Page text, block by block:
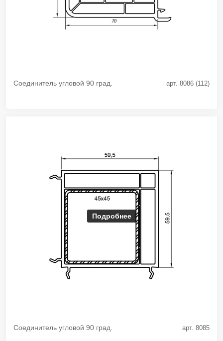
Соединитель угловой 90 град. арт. 8086 (112)
Подробнее
Соединитель угловой 90 град. арт. 8085